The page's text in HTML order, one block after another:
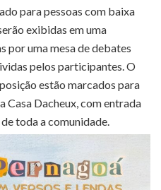
para pessoas com baixa
exibidas em uma
por uma mesa de debates
pelos participantes. O
estão marcados para
Casa Dacheux, com entrada
toda a comunidade.